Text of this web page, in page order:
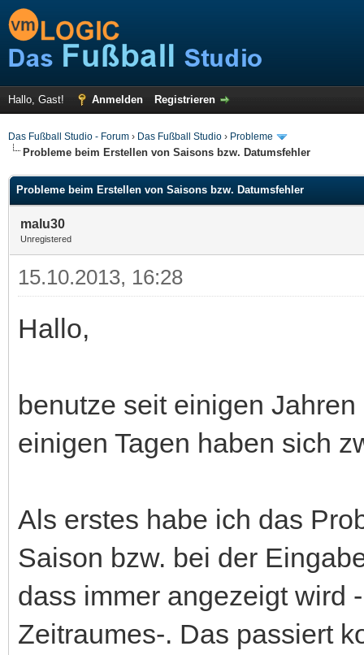
Hallo, Gast! Anmelden Registrieren
Das Fußball Studio - Forum › Das Fußball Studio › Probleme
Probleme beim Erstellen von Saisons bzw. Datumsfehler
Probleme beim Erstellen von Saisons bzw. Datumsfehler
malu30
Unregistered
15.10.2013, 16:28
Hallo,
benutze seit einigen
einigen Tagen haben sich
Als erstes habe ich das
Saison bzw. bei der
dass immer angezeigt wird
Zeitraumes-. Das passiert